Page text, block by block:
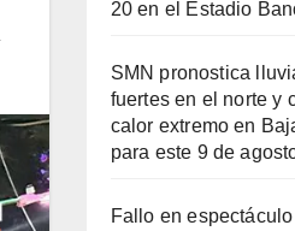
20 en el Estadio
SMN pronostica
fuertes en el norte y
calor extremo en
para este 9 de
Fallo en